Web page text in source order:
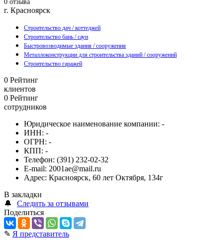
0 отзыва
г. Красноярск
Строительство дач / коттеджей
Строительство бань / саун
Быстровозводимые здания / сооружения
Металлоконструкции для строительства зданий / сооружений
Строительство гаражей
0 Рейтинг
клиентов
0 Рейтинг
сотрудников
Юридическое наименование компании: -
ИНН: -
ОГРН: -
КПП: -
Телефон: (391) 232-02-32
E-mail: 2001ae@mail.ru
Адрес: Красноярск, 60 лет Октября, 134г
В закладки
🔔
Следить за отзывами
Поделиться
✎ Я представитель